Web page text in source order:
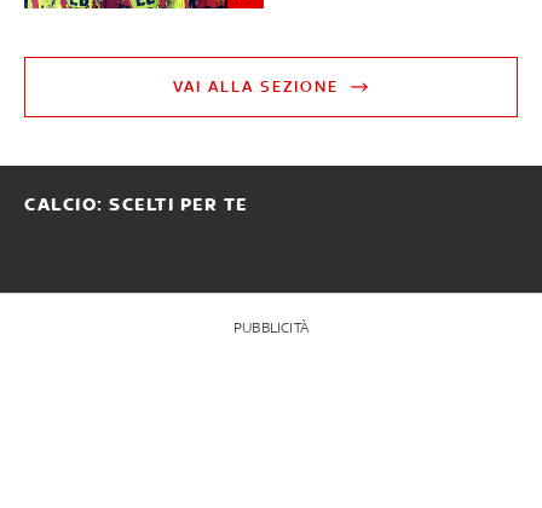
VAI ALLA SEZIONE
CALCIO: SCELTI PER TE
PUBBLICITÀ